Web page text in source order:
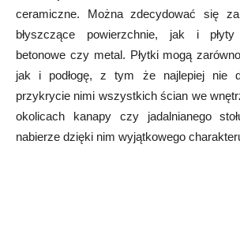
ceramiczne. Można zdecydować się
błyszczące powierzchnie, jak i
betonowe czy metal. Płytki mogą
jak i podłogę, z tym że najlepiej nie
przykrycie nimi wszystkich ścian we
okolicach kanapy czy jadalnianego
nabierze dzięki nim wyjątkowego